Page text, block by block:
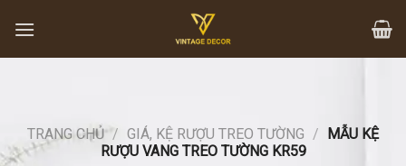
content
TRANG CHỦ / GIÁ, KỆ RƯỢU TREO TƯỜNG /
MẪU KỆ
RƯỢU VANG TREO TƯỜNG KR59